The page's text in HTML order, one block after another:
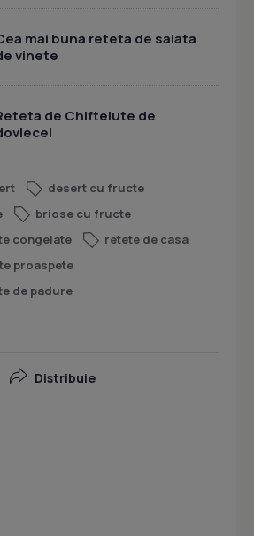
mai buna reteta de salata
vinete
de Chiftelute de
desert cu fructe
briose cu fructe
congelate
retete de casa
proaspete
de padure
Distribuie